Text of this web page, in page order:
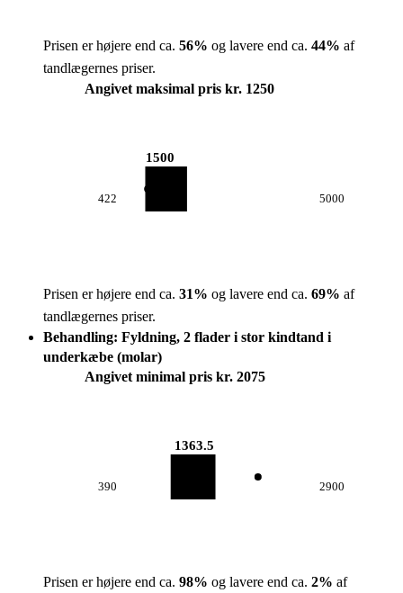
Prisen er højere end ca. 56% og lavere end ca. 44% af
tandlægernes priser.
Angivet maksimal pris kr. 1250
422
1500
5000
Prisen er højere end ca. 31% og lavere end ca. 69% af
tandlægernes priser.
Behandling: Fyldning, 2 flader i stor kindtand i
underkæbe (molar)
Angivet minimal pris kr. 2075
390
1363.5
2900
Prisen er højere end ca. 98% og lavere end ca. 2% af